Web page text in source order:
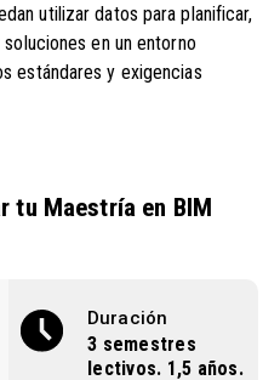
utilizar datos para planificar,
en un entorno
estándares y exigencias
tu Maestría en BIM
Duración
3 semestres
lectivos. 1,5 años.